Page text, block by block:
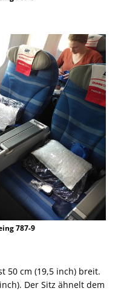
787-9
50 cm (19,5 inch) breit.
Der Sitz ähnelt dem